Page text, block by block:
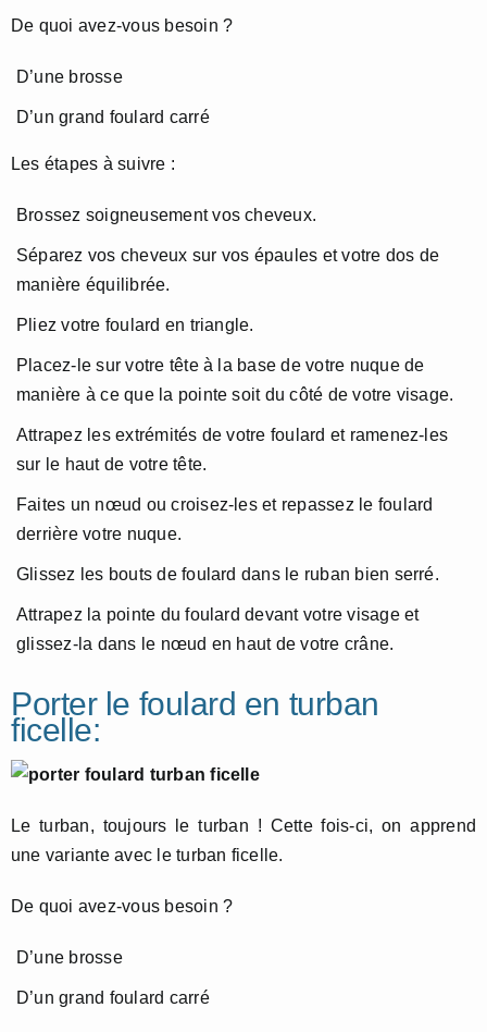
De quoi avez-vous besoin ?
D’une brosse
D’un grand foulard carré
Les étapes à suivre :
Brossez soigneusement vos cheveux.
Séparez vos cheveux sur vos épaules et votre dos de
manière équilibrée.
Pliez votre foulard en triangle.
Placez-le sur votre tête à la base de votre nuque de
manière à ce que la pointe soit du côté de votre visage.
Attrapez les extrémités de votre foulard et ramenez-les
sur le haut de votre tête.
Faites un nœud ou croisez-les et repassez le foulard
derrière votre nuque.
Glissez les bouts de foulard dans le ruban bien serré.
Attrapez la pointe du foulard devant votre visage et
glissez-la dans le nœud en haut de votre crâne.
Porter le foulard en turban
ficelle:
Le turban, toujours le turban ! Cette fois-ci, on apprend
une variante avec le turban ficelle.
De quoi avez-vous besoin ?
D’une brosse
D’un grand foulard carré